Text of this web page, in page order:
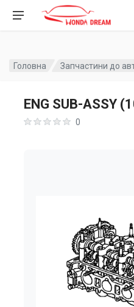
Головна Запчастини до
ENG SUB-ASSY
0